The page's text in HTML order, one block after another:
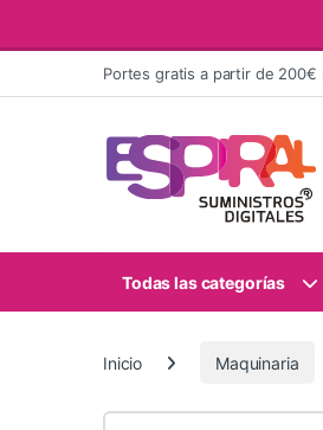
Ir al contenidoPortes gratis a partir de 200€
Todas las categorías
Inicio Maquinaria